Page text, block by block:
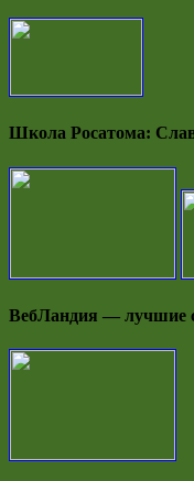
Школа Росатома:
ВебЛандия — лучшие